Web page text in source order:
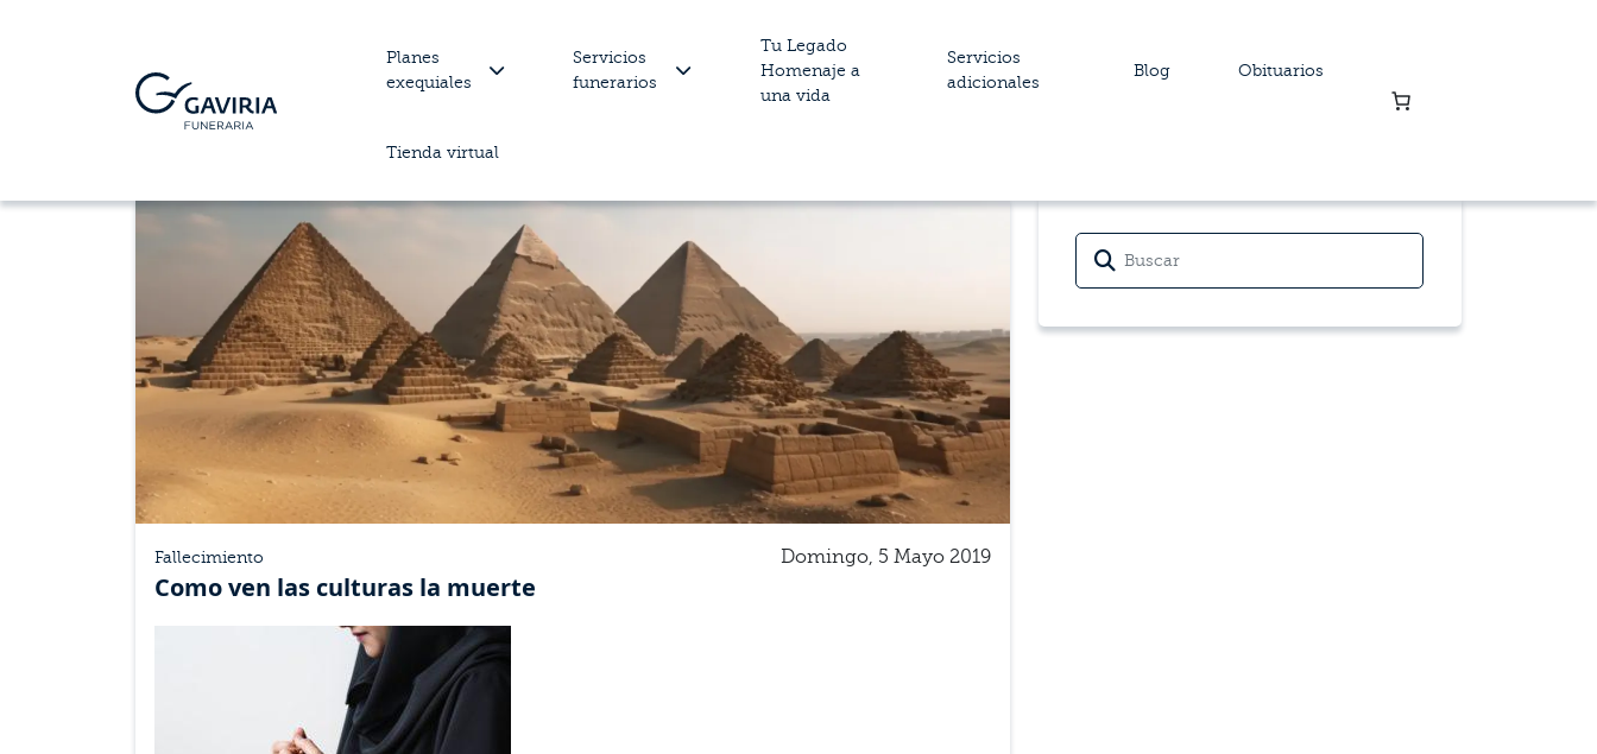
Planes
exequiales
Servicios
funerarios
Tu Legado
Homenaje a
una vida
Servicios
adicionales
Blog Obituarios
Tienda virtual
Fallecimiento Domingo, 5 Mayo 2019
Como ven las culturas la muerte